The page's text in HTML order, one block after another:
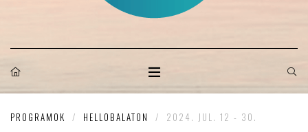
PROGRAMOK / HELLOBALATON / 2024. JUL. 12 - 30.